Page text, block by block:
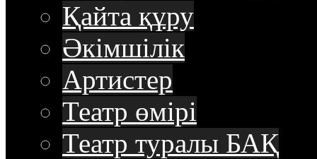
Қайта құру
Әкімшілік
Артистер
Театр өмірі
Театр туралы БАҚ